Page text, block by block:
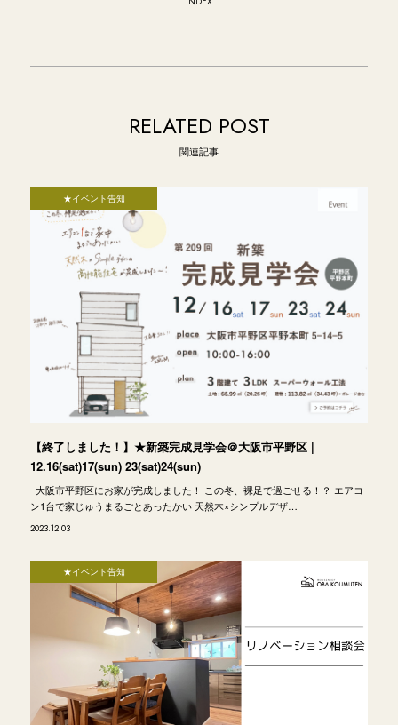
RELATED POST
関連記事
★イベント告知
【終了しました！】★新築完成見学会＠大阪市平野区 |
12.16(sat)17(sun) 23(sat)24(sun)
大阪市平野区にお家が完成しました！ この冬、裸足で過ごせる！？ エアコ
ン1台で家じゅうまるごとあったかい 天然木×シンプルデザ…
2023.12.03
★イベント告知